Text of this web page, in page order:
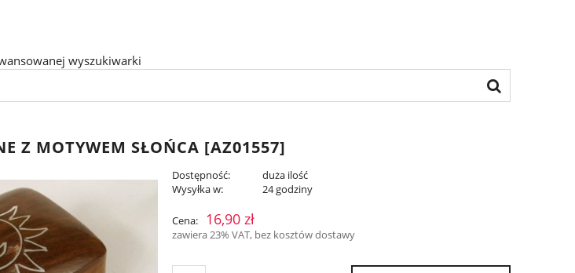
wyszukiwarki
Z MOTYWEM SŁOŃCA [AZ01557]
Dostępność:
duża ilość
Wysyłka w:
24 godziny
Cena: 16,90 zł
zawiera 23% VAT, bez kosztów dostawy